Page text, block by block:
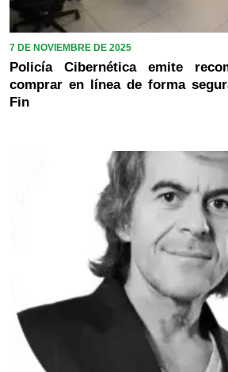
7 DE NOVIEMBRE DE 2025
Policía Cibernética emite
comprar en línea de forma
Fin